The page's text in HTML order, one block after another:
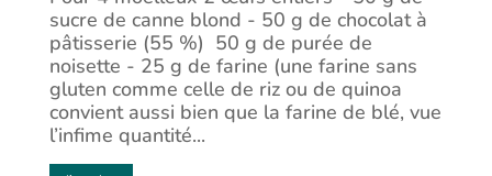
sucre de canne blond - 50 g de chocolat à
pâtisserie (55 %) 50 g de purée de
noisette - 25 g de farine (une farine sans
gluten comme celle de riz ou de quinoa
convient aussi bien que la farine de blé, vue
l’infime quantité...